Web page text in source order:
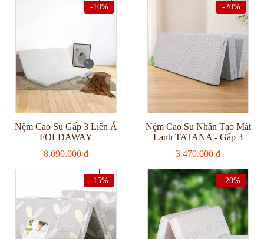
-10%
Nệm Cao Su Gấp 3 Liên Á
FOLDAWAY
8.090.000 đ
-20%
Nệm Cao Su Nhân Tạo Mát
Lạnh TATANA - Gấp 3
3.470.000 đ
-15% -20%